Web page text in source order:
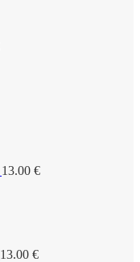
13.00 €
13.00 €